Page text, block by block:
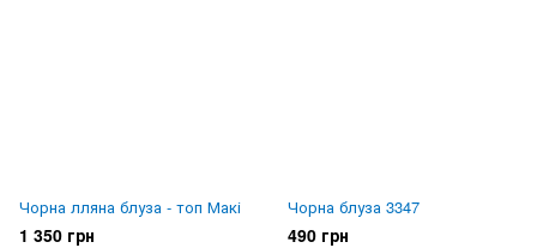
Чорна лляна блуза - топ Макі
1 350 грн
Чорна блуза 3347
490 грн